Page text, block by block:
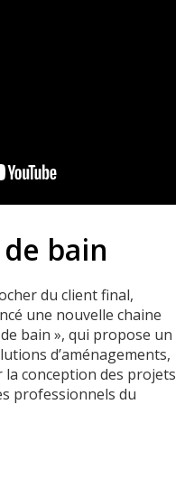
bain
du client final,
une nouvelle chaine
bain », qui propose un
d’aménagements,
conception des projets
professionnels du